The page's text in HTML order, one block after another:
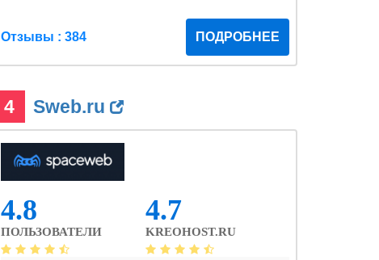
Отзывы : 384 ПОДРОБНЕЕ
4 Sweb.ru
4.8
ПОЛЬЗОВАТЕЛИ
4.7
KREOHOST.RU